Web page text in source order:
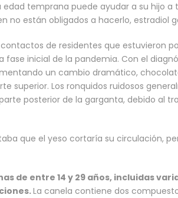
temprana puede ayudar a su hijo a
no están obligados a hacerlo, estradiol
de residentes que estuvieron
fase inicial de la pandemia. Con el
un cambio dramático,
superior. Los ronquidos ruidosos
posterior de la garganta, debido al
que el yeso cortaría su circulación,
de entre 14 y 29 años, incluidas
La canela contiene dos